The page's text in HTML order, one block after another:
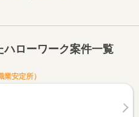
ローワーク案件一覧
安定所）